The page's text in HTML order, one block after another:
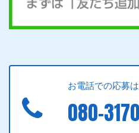
お電話での応募
080-